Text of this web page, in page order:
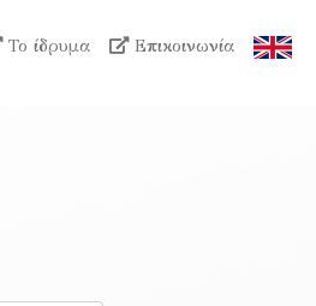
Το ίδρυμα Επικοινωνία